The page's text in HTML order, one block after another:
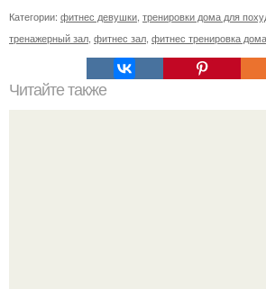
Категории: фитнес девушки тренировки дома для
тренажерный зал фитнес зал фитнес тренировка дома
Читайте также